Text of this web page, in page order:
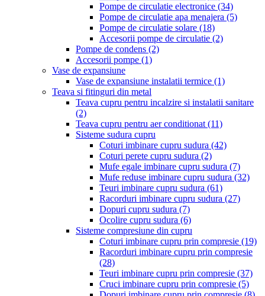
Pompe de circulatie electronice (34)
Pompe de circulatie apa menajera (5)
Pompe de circulatie solare (18)
Accesorii pompe de circulatie (2)
Pompe de condens (2)
Accesorii pompe (1)
Vase de expansiune
Vase de expansiune instalatii termice (1)
Teava si fitinguri din metal
Teava cupru pentru incalzire si instalatii sanitare
(2)
Teava cupru pentru aer conditionat (11)
Sisteme sudura cupru
Coturi imbinare cupru sudura (42)
Coturi perete cupru sudura (2)
Mufe egale imbinare cupru sudura (7)
Mufe reduse imbinare cupru sudura (32)
Teuri imbinare cupru sudura (61)
Racorduri imbinare cupru sudura (27)
Dopuri cupru sudura (7)
Ocolire cupru sudura (6)
Sisteme compresiune din cupru
Coturi imbinare cupru prin compresie (19)
Racorduri imbinare cupru prin compresie
(28)
Teuri imbinare cupru prin compresie (37)
Cruci imbinare cupru prin compresie (5)